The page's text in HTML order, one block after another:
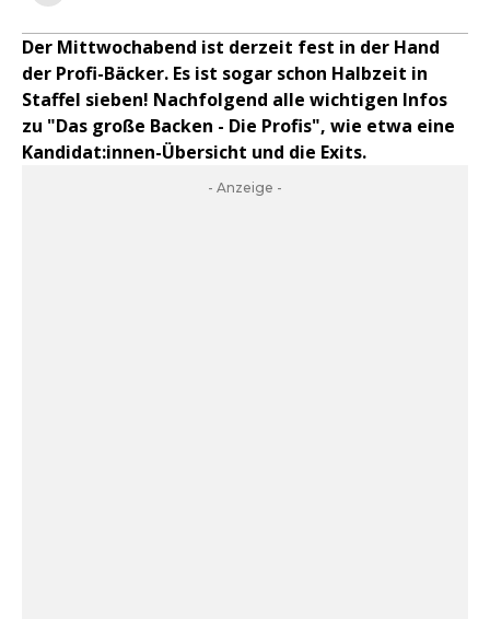
Der Mittwochabend ist derzeit fest in der Hand
der Profi-Bäcker. Es ist sogar schon Halbzeit in
Staffel sieben! Nachfolgend alle wichtigen Infos
zu "Das große Backen - Die Profis", wie etwa eine
Kandidat:innen-Übersicht und die Exits.
- Anzeige -